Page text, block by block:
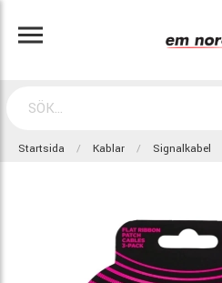
Startsida Kablar Signalkabel